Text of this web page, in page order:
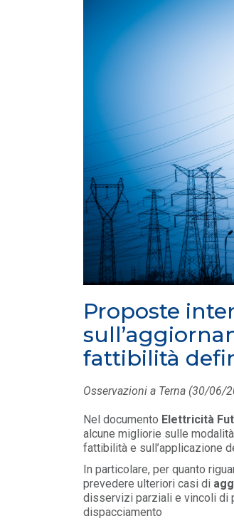
Proposte
fattibilità
Osservazioni a Terna (30/06/
Nel documento Elettricità
alcune migliorie sulle
fattibilità e sull’applicazione
In particolare, per quanto
prevedere ulteriori casi di
disservizi parziali e vincoli di
dispacciamento
POLICY
Contributo di Elettricità
consultazione sulla
LEGGI DI PIÙ
POLICY
Aree idonee: proposte
LEGGI DI PIÙ
POLICY
consultazione sul
LEGGI DI PIÙ
POLICY
dichiarazioni
LEGGI DI PIÙ